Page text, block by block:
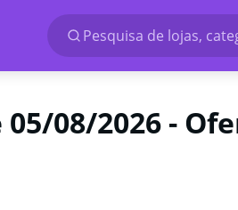
Pesquisa de lojas,
08/2026 -